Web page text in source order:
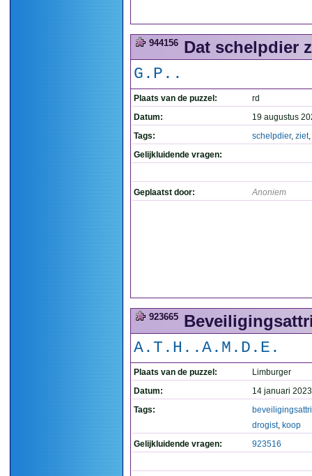
944156 Dat schelpdier
G.P..
Plaats van de puzzel:
rd
Datum:
19 augustus
Tags:
schelpdier, ziet,
Gelijkluidende vragen:
Geplaatst door: Anoniem
923665
A.T.H..A.M.D.E.
Plaats van de puzzel:
Limburger
Datum:
14 januari
Tags:
drogist, koop
Gelijkluidende vragen:
923516